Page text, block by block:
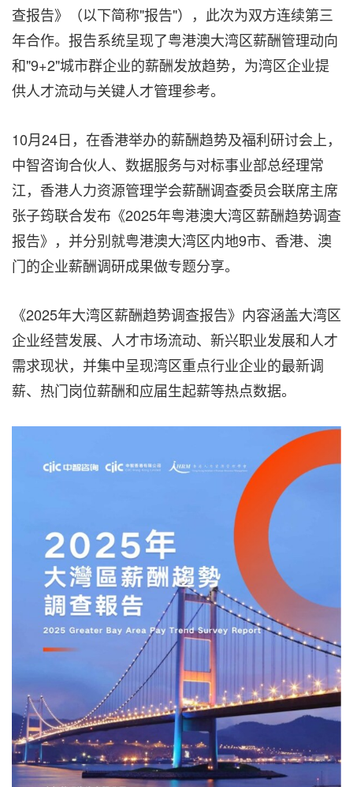
查报告》（以下简称"报告"），此次为双方连续第三
年合作。报告系统呈现了粤港澳大湾区薪酬管理动向
和"9+2"城市群企业的薪酬发放趋势，为湾区企业提
供人才流动与关键人才管理参考。
10月24日，在香港举办的薪酬趋势及福利研讨会上，
中智咨询合伙人、数据服务与对标事业部总经理常
江，香港人力资源管理学会薪酬调查委员会联席主席
张子筠联合发布《2025年粤港澳大湾区薪酬趋势调查
报告》，并分别就粤港澳大湾区内地9市、香港、澳
门的企业薪酬调研成果做专题分享。
《2025年大湾区薪酬趋势调查报告》内容涵盖大湾区
企业经营发展、人才市场流动、新兴职业发展和人才
需求现状，并集中呈现湾区重点行业企业的最新调
薪、热门岗位薪酬和应届生起薪等热点数据。